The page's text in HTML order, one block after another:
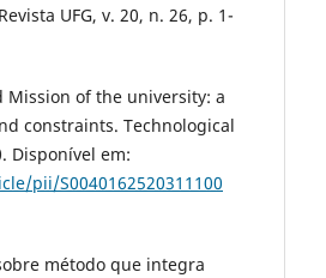
UFG, v. 20, n. 26, p. 1-
Mission of the university: a
constraints. Technological
Disponível em:
pii/S0040162520311100
sobre método que integra